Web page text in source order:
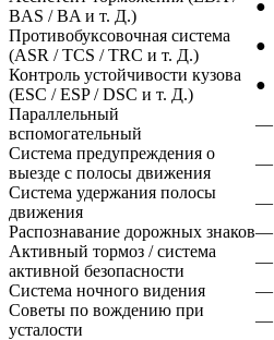
BAS / BA и т. Д.)
●
Противобуксовочная система
(ASR / TCS / TRC и т. Д.)
●
Контроль устойчивости кузова
(ESC / ESP / DSC и т. Д.)
●
Параллельный
вспомогательный
—
Система предупреждения о
выезде с полосы движения
—
Система удержания полосы
движения
—
Распознавание дорожных знаков—
Активный тормоз / система
активной безопасности
—
Система ночного видения
—
Советы по вождению при
усталости
—